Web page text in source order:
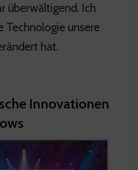
überwältigend. Ich
Technologie unsere
hat.
Innovationen